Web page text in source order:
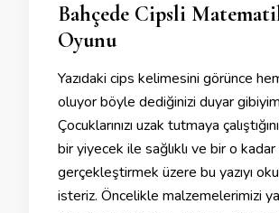
Bahçede Cipsli
Oyunu
Yazıdaki cips kelimesini görünce
oluyor böyle dediğinizi duyar
Çocuklarınızı uzak tutmaya
bir yiyecek ile sağlıklı ve bir o
gerçekleştirmek üzere bu yazıyı
isteriz. Öncelikle malzemelerimizi